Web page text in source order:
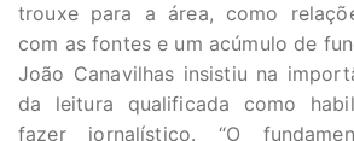
trouxe para a área, como
com as fontes e um acúmulo de
João Canavilhas insistiu na
da leitura qualificada como
fazer jornalístico. “O